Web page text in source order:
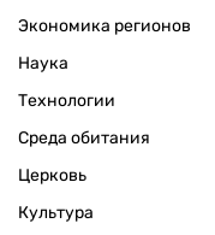
Экономика регионов
Наука
Технологии
Среда обитания
Церковь
Культура